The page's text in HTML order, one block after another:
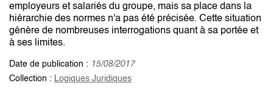
employeurs et salariés du groupe, mais sa place dans la
hiérarchie des normes n'a pas été précisée. Cette situation
génère de nombreuses interrogations quant à sa portée et
à ses limites.
Date de publication : 15/08/2017
Collection : Logiques Juridiques